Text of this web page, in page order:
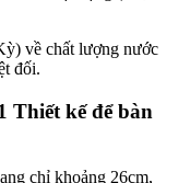
về chất lượng nước
đối.
Thiết kế để bàn
chỉ khoảng 26cm,